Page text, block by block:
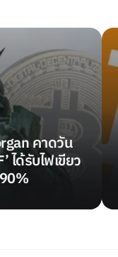
คาดวัน
ได้รับไฟเขียว